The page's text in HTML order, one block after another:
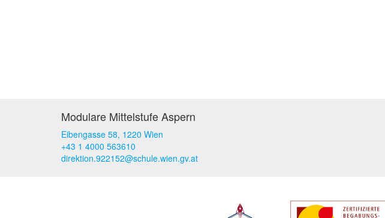
Modulare Mittelstufe Aspern
Eibengasse 58, 1220 Wien
+43 1 4000 563610
direktion.922152@schule.wien.gv.at